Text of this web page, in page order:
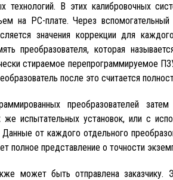
технологий. В этих калибровочных
на PC-плате. Через
значения коррекции для
преобразователя, которая
стираемое перепрограммируемое
после это считается
преобразователей
же испытательных установок, или с
от каждого отдельного
полное представление о точности
может быть отправлена